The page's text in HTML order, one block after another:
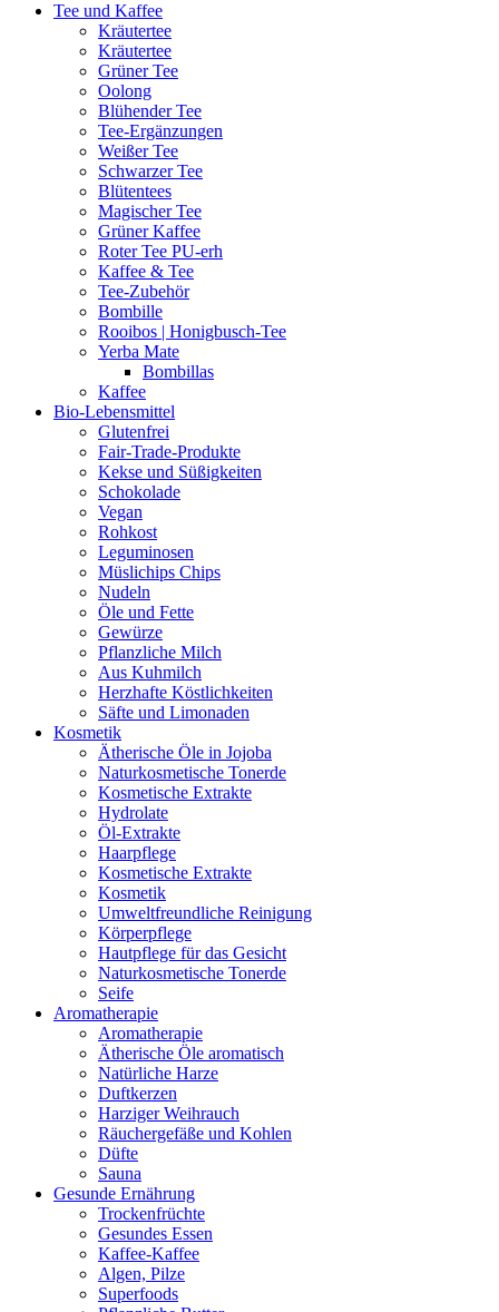
Tee und Kaffee
Kräutertee
Kräutertee
Grüner Tee
Oolong
Blühender Tee
Tee-Ergänzungen
Weißer Tee
Schwarzer Tee
Blütentees
Magischer Tee
Grüner Kaffee
Roter Tee PU-erh
Kaffee & Tee
Tee-Zubehör
Bombille
Rooibos | Honigbusch-Tee
Yerba Mate
Bombillas
Kaffee
Bio-Lebensmittel
Glutenfrei
Fair-Trade-Produkte
Kekse und Süßigkeiten
Schokolade
Vegan
Rohkost
Leguminosen
Müslichips Chips
Nudeln
Öle und Fette
Gewürze
Pflanzliche Milch
Aus Kuhmilch
Herzhafte Köstlichkeiten
Säfte und Limonaden
Kosmetik
Ätherische Öle in Jojoba
Naturkosmetische Tonerde
Kosmetische Extrakte
Hydrolate
Öl-Extrakte
Haarpflege
Kosmetische Extrakte
Kosmetik
Umweltfreundliche Reinigung
Körperpflege
Hautpflege für das Gesicht
Naturkosmetische Tonerde
Seife
Aromatherapie
Aromatherapie
Ätherische Öle aromatisch
Natürliche Harze
Duftkerzen
Harziger Weihrauch
Räuchergefäße und Kohlen
Düfte
Sauna
Gesunde Ernährung
Trockenfrüchte
Gesundes Essen
Kaffee-Kaffee
Algen, Pilze
Superfoods